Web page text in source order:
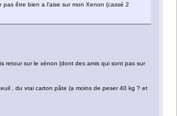
pas être bien a l'aise sur mon Xenon (cassé 2
retour sur le xénon (dont des amis qui sont pas sur
, du vrai carton pâte (a moins de peser 40 kg ? et